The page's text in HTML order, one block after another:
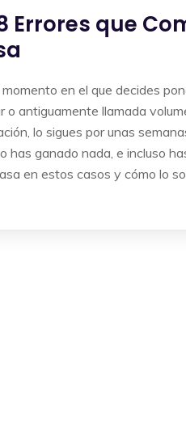
Errores que
momento en el que decides
o antiguamente llamada
lo sigues por unas
has ganado nada, e incluso
en estos casos y cómo lo